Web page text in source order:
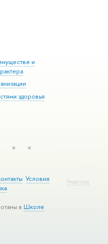
и
здоровья
Редактору
Условия
в Школе